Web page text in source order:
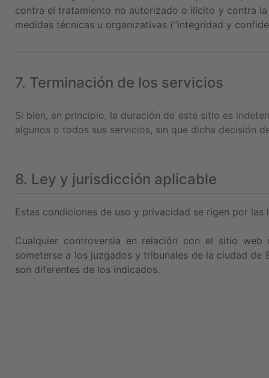
contra el tratamiento no autorizado o ilícito y contra
medidas técnicas u organizativas (“integridad y
7. Terminación de los servicios
Si bien, en principio, la duración de este sitio es
algunos o todos sus servicios, sin que dicha decisión
8. Ley y jurisdicción aplicable
Estas condiciones de uso y privacidad se rigen por las
Cualquier controversia en relación con el sitio
someterse a los juzgados y tribunales de la ciudad de
son diferentes de los indicados.